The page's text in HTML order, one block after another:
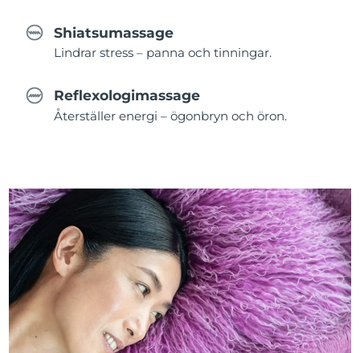
Shiatsumassage
Lindrar stress – panna och tinningar.
Reflexologimassage
Återställer energi – ögonbryn och öron.